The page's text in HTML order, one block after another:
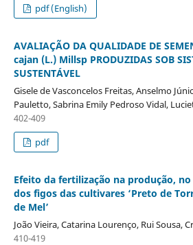
pdf (English)
AVALIAÇÃO DA QUALIDADE DE
cajan (L.) Millsp PRODUZIDAS SOB
SUSTENTÁVEL
Gisele de Vasconcelos Freitas, Anselmo
Pauletto, Sabrina Emily Pedroso Vidal,
402-409
pdf
Efeito da fertilização na produção,
dos figos das cultivares ‘Preto de
de Mel’
João Vieira, Catarina Lourenço, Rui Sousa,
410-419